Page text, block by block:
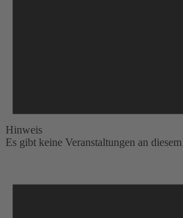
Hinweis
Es gibt keine Veranstaltungen an